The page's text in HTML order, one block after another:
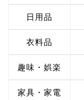
日用品
衣料品
趣味・娯楽
家具・家電